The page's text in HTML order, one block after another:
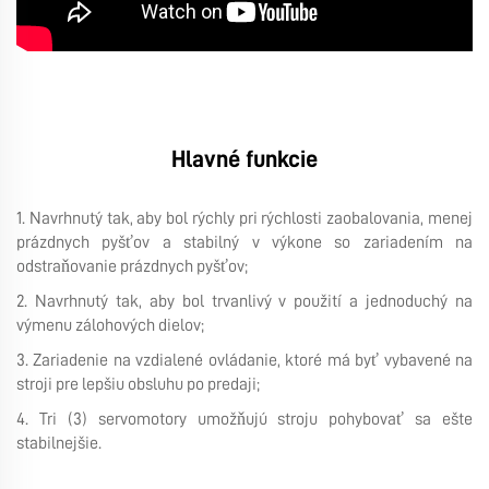
Hlavné funkcie
1. Navrhnutý tak, aby bol rýchly pri rýchlosti zaobalovania, menej
prázdnych pyšťov a stabilný v výkone so zariadením na
odstraňovanie prázdnych pyšťov;
2. Navrhnutý tak, aby bol trvanlivý v použití a jednoduchý na
výmenu zálohových dielov;
3. Zariadenie na vzdialené ovládanie, ktoré má byť vybavené na
stroji pre lepšiu obsluhu po predaji;
4. Tri (3) servomotory umožňujú stroju pohybovať sa ešte
stabilnejšie.